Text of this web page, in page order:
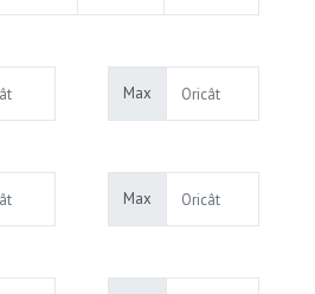
Max
Max